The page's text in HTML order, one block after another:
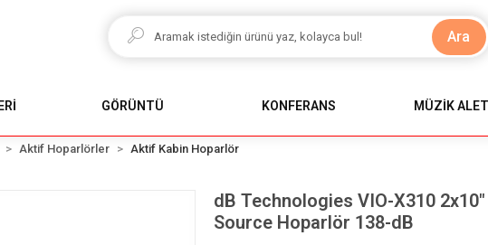
Ara
GÖRÜNTÜ KONFERANS MÜZİK
Aktif Hoparlörler Aktif Kabin Hoparlör
dB Technologies VIO-X310
Source Hoparlör 138-dB